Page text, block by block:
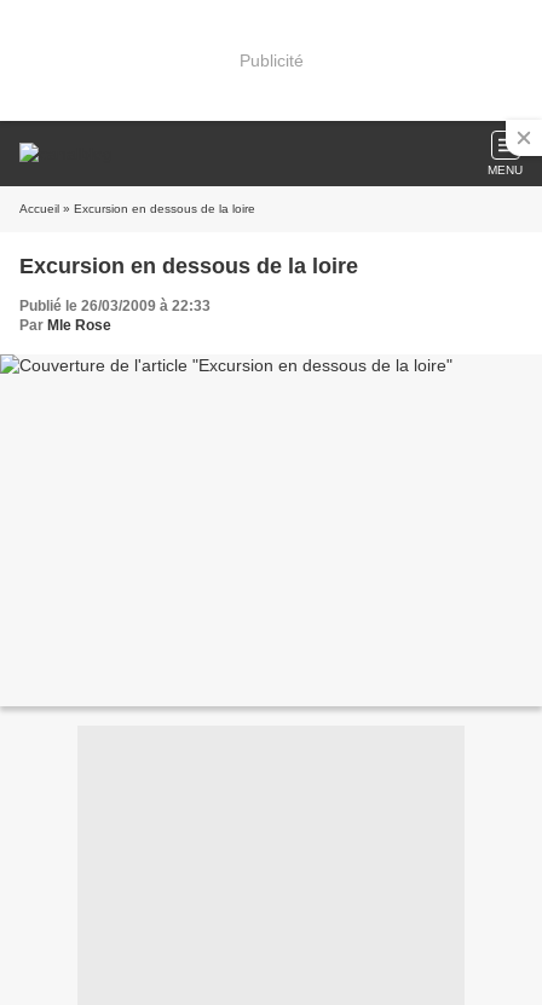
Publicité
MENU
Accueil » Excursion en dessous de la loire
Excursion en dessous de la loire
Publié le 26/03/2009 à 22:33
Par Mle Rose